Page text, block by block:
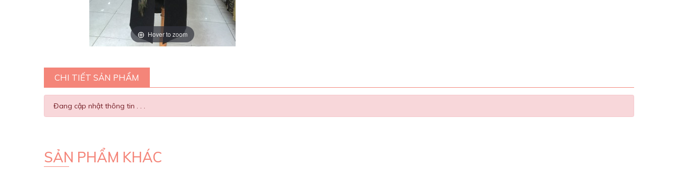
Hover to zoom
CHI TIẾT SẢN PHẨM
Đang cập nhật thông tin . . .
SẢN PHẨM KHÁC